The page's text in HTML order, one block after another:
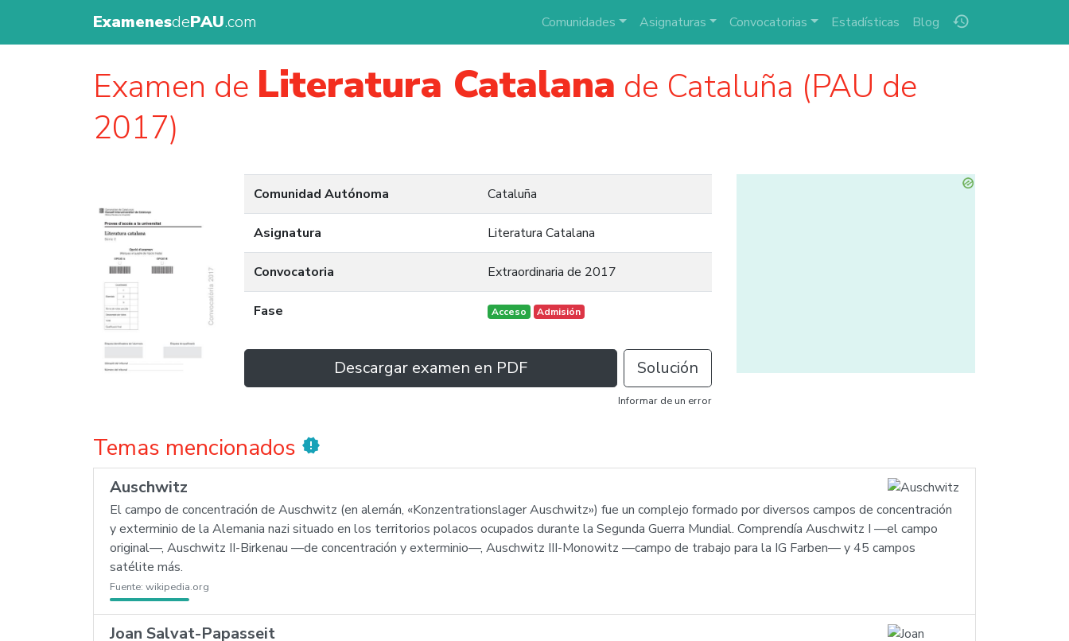
ExamenesdePAU.com history
Comunidades Asignaturas Convocatorias Estadísticas Blog
Examen de Literatura Catalana de Cataluña (PAU de
2017)
Comunidad Autónoma Cataluña
Asignatura Literatura Catalana
Convocatoria Extraordinaria de 2017
Fase Acceso Admisión
Descargar examen en PDF Solución
Informar de un error
Temas mencionados new_releases
Auschwitz
El campo de concentración de Auschwitz (en alemán, «Konzentrationslager Auschwitz») fue un complejo formado por diversos campos de concentración
y exterminio de la Alemania nazi situado en los territorios polacos ocupados durante la Segunda Guerra Mundial. Comprendía Auschwitz I —el campo
original—, Auschwitz II-Birkenau —de concentración y exterminio—, Auschwitz III-Monowitz —campo de trabajo para la IG Farben— y 45 campos
satélite más.
Fuente: wikipedia.org
Joan Salvat-Papasseit